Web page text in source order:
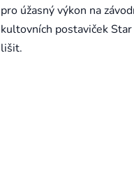
pro úžasný výkon na
kultovních postaviček
lišit.